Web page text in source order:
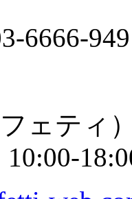
6666-
ェティ